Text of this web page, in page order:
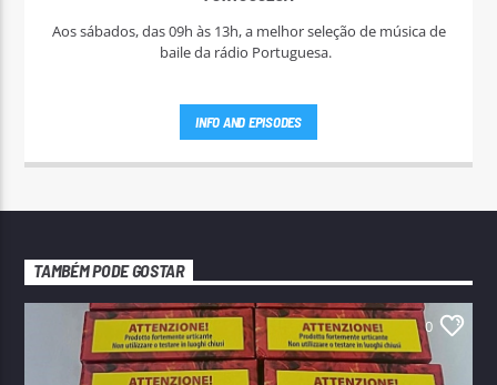
Aos sábados, das 09h às 13h, a melhor seleção de música de
INFO AND EPISODES
TAMBÉM PODE GOSTAR
0